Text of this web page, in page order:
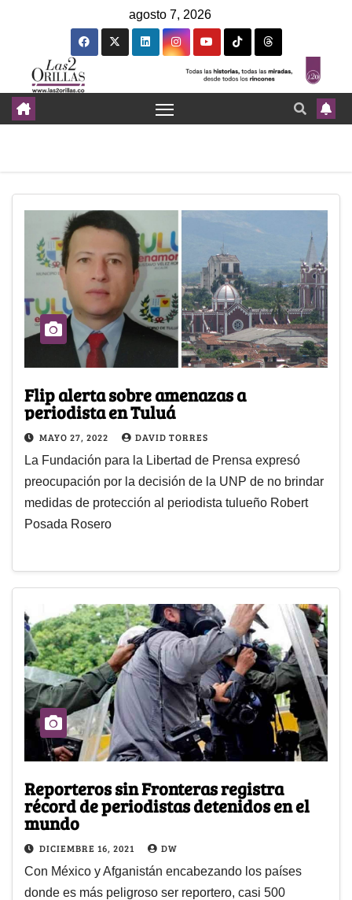
agosto 7, 2026
Flip alerta sobre amenazas a
periodista en Tuluá
MAYO 27, 2022 DAVID TORRES
La Fundación para la Libertad de Prensa expresó
preocupación por la decisión de la UNP de no brindar
medidas de protección al periodista tulueño Robert
Posada Rosero
Reporteros sin Fronteras registra
récord de periodistas detenidos en el
mundo
DICIEMBRE 16, 2021 DW
Con México y Afganistán encabezando los países
donde es más peligroso ser reportero, casi 500